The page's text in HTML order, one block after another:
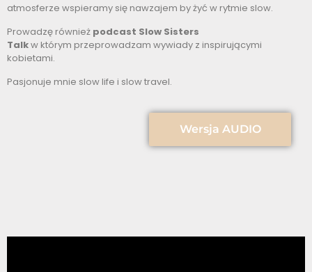
atmosferze wspieramy się nawzajem by żyć w rytmie slow.
Prowadzę również podcast Slow Sisters
Talkw którym przeprowadzam wywiady z inspirującymi
kobietami.
Pasjonuje mnie slow life i slow travel.
Wersja AUDIO